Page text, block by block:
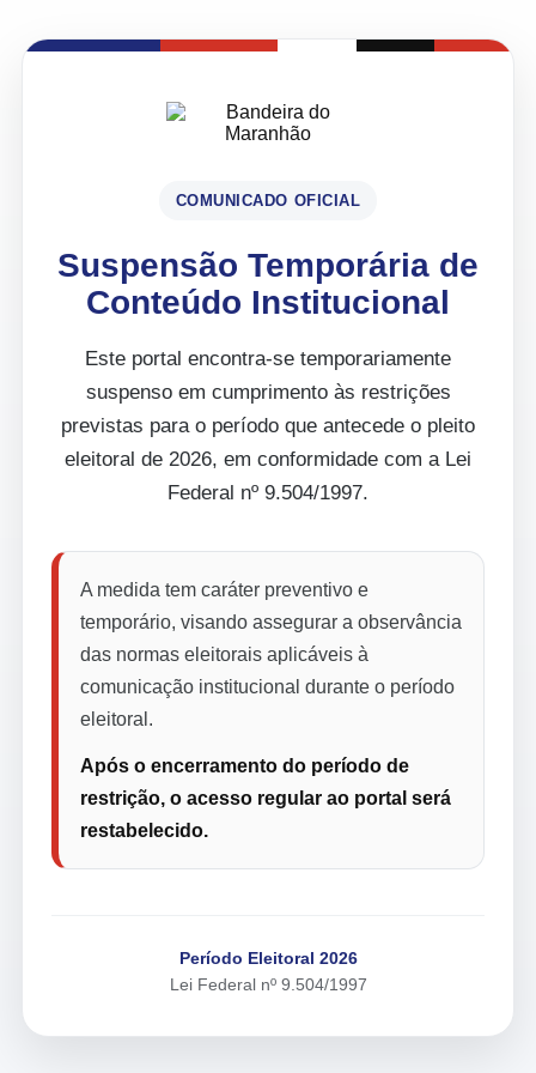
COMUNICADO OFICIAL
Suspensão Temporária de
Conteúdo Institucional
Este portal encontra-se temporariamente
suspenso em cumprimento às restrições
previstas para o período que antecede o pleito
eleitoral de 2026, em conformidade com a Lei
Federal nº 9.504/1997.
A medida tem caráter preventivo e
temporário, visando assegurar a observância
das normas eleitorais aplicáveis à
comunicação institucional durante o período
eleitoral.
Após o encerramento do período de
restrição, o acesso regular ao portal será
restabelecido.
Período Eleitoral 2026
Lei Federal nº 9.504/1997